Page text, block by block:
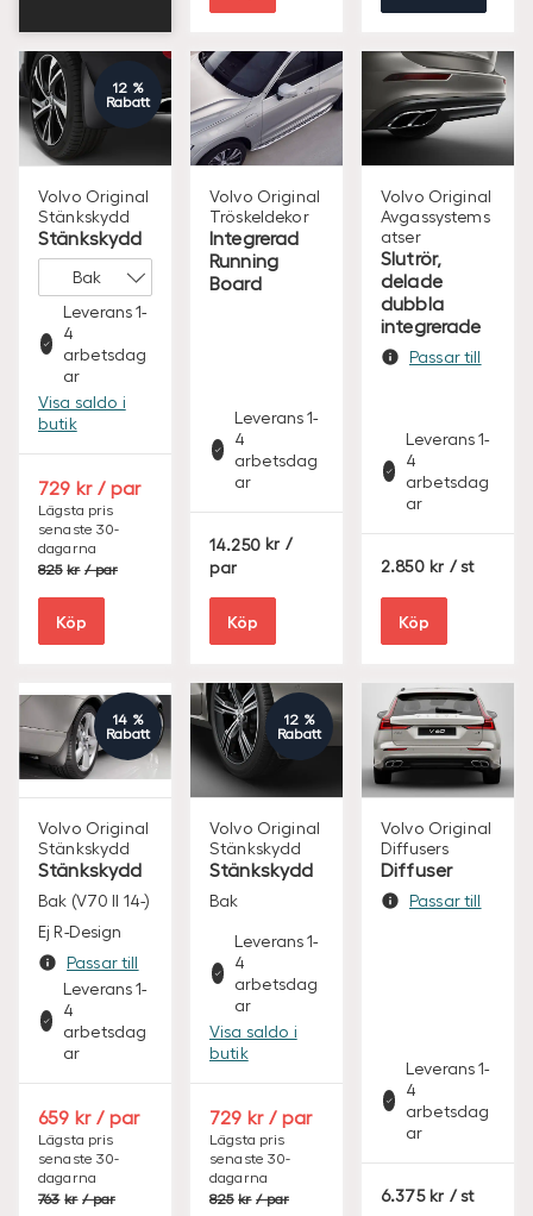
12 %
Rabatt
Volvo Original
Stänkskydd
Stänkskydd
Leverans 1-
4
arbetsdag
ar
Visa saldo i
butik
729 S
E
K
/ par
Lägsta pris
senaste 30-
dagarna
825 S
K
/ par
Köp
Volvo Original
Tröskeldekor
Integrerad
Running
Board
Leverans 1-
4
arbetsdag
ar
14.250 S /
par
Köp
Volvo Original
Avgassystems
atser
Slutrör,
delade
dubbla
integrerade
Passar till
Leverans 1-
4
arbetsdag
ar
2.850 S / st
Köp
14 %
Rabatt
Volvo Original
Stänkskydd
Stänkskydd
Bak (V70 II 14-)
Ej R-Design
Passar till
Leverans 1-
4
arbetsdag
ar
659 S
E
K
/ par
Lägsta pris
senaste 30-
dagarna
763 S / par
12 %
Rabatt
Volvo Original
Stänkskydd
Stänkskydd
Bak
Leverans 1-
4
arbetsdag
ar
Visa saldo i
butik
729 S
E
K
/ par
Lägsta pris
senaste 30-
dagarna
825 S / par
Volvo Original
Diffusers
Diffuser
Passar till
Leverans 1-
4
arbetsdag
ar
6.375 S / st